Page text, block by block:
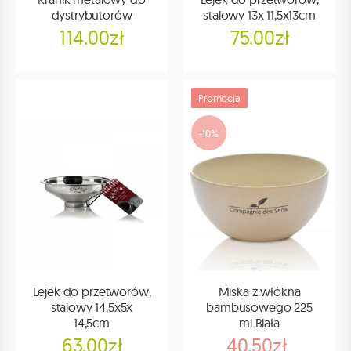
dystrybutorów
114.00zł
stalowy 13x 11,5x13cm
75.00zł
Lejek do przetworów,
stalowy 14,5x5x
14,5cm
63.00zł
Promocja
-10%
Miska z włókna
bambusowego 225
ml Biała
40.50zł